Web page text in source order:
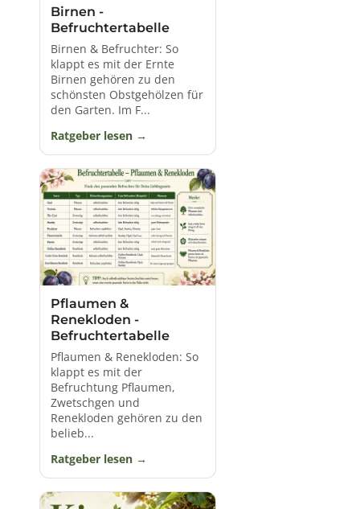
Birnen -
Befruchtertabelle
Birnen & Befruchter: So
klappt es mit der Ernte
Birnen gehören zu den
schönsten Obstgehölzen für
den Garten. Im F...
Ratgeber lesen
Pflaumen &
Renekloden -
Befruchtertabelle
Pflaumen & Renekloden: So
klappt es mit der
Befruchtung Pflaumen,
Zwetschgen und
Renekloden gehören zu den
belieb...
Ratgeber lesen